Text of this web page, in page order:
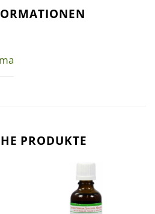
PRODUKTE